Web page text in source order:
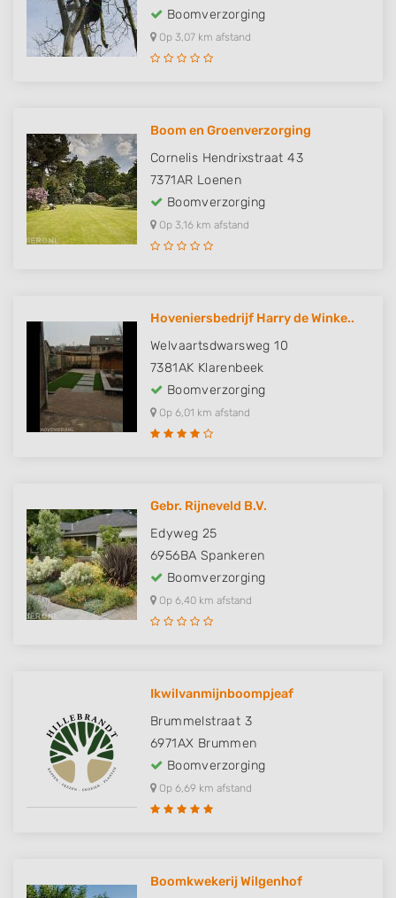
Boomverzorging
Op 3,07 km afstand
Boom en Groenverzorging
Cornelis Hendrixstraat 43
7371AR Loenen
Boomverzorging
Op 3,16 km afstand
Hoveniersbedrijf Harry de Winke..
Welvaartsdwarsweg 10
7381AK Klarenbeek
Boomverzorging
Op 6,01 km afstand
Gebr. Rijneveld B.V.
Edyweg 25
6956BA Spankeren
Boomverzorging
Op 6,40 km afstand
Ikwilvanmijnboompjeaf
Brummelstraat 3
6971AX Brummen
Boomverzorging
Op 6,69 km afstand
Boomkwekerij Wilgenhof